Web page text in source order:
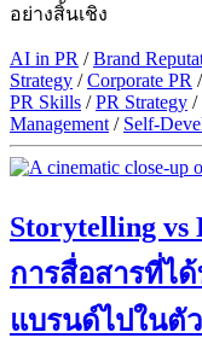
อย่างสิ้นเชิง
AI in PR /Brand
Strategy /Corporate PR /
PR Skills /PR Strategy /
Management / Self-
Storytelling vs
การสื่อสารที่ไ
แบรนด์ไปในตัว